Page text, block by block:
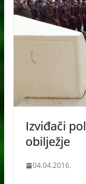
Izviđači
obilježje
04.04.2016.